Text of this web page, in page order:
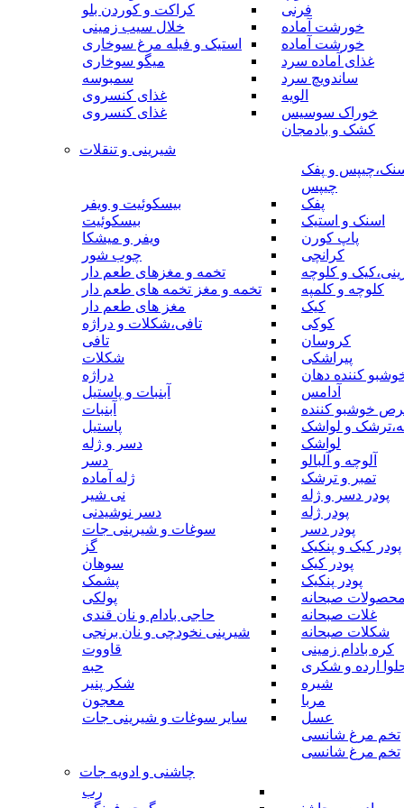
فرنی
خورشت آماده
خورشت آماده
غذای آماده سرد
ساندویچ سرد
الویه
خوراک سوسیس
کشک و بادمجان
کراکت و کوردن بلو
خلال سیب زمینی
استیک و فیله مرغ سوخاری
میگو سوخاری
سمبوسه
غذای کنسروی
غذای کنسروی
شیرینی و تنقلات
و پفک
چیپس
پفک
اسنک و استیک
پاپ کورن
کرانچی
و کلوچه
کلوچه و کلمپه
کیک
کوکی
کروسان
پیراشکی
کننده دهان
آدامس
خوشبو کننده
و لواشک
لواشک
آلوچه و آلبالو
تمبر و ترشک
پودر دسر و ژله
پودر ژله
پودر دسر
پودر کیک و پنکیک
پودر کیک
پودر پنکیک
محصولات صبحانه
غلات صبحانه
شکلات صبحانه
کره بادام زمینی
ارده و شکری
شیره
مربا
عسل
تخم مرغ شانسی
تخم مرغ شانسی
بیسکوئیت و ویفر
بیسکوئیت
ویفر و میشکا
چوب شور
تخمه و مغزهای طعم دار
تخمه و مغز تخمه های طعم دار
مغز های طعم دار
تافی،شکلات و دراژه
تافی
شکلات
دراژه
آبنبات و پاستیل
آبنبات
پاستیل
دسر و ژله
دسر
ژله آماده
نی شیر
دسر نوشیدنی
سوغات و شیرینی جات
گز
سوهان
پشمک
پولکی
حاجی بادام و نان قندی
شیرینی نخودچی و نان برنجی
قاووت
حبه
شکر پنیر
معجون
سایر سوغات و شیرینی جات
چاشنی و ادویه جات
رب